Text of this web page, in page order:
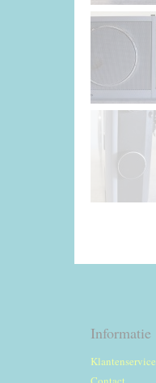
Informatie
Klantenservice